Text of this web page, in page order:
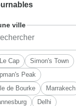
ville
Le Cap
Simon's Town
Peak
de Bourke
Marrakech
Delhi